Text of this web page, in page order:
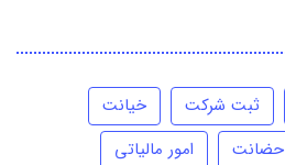
ثبت شرکت
خیانت
حضانت
امور مالیاتی